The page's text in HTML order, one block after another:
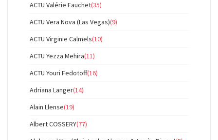
ACTU Valérie Fauchet(35)
ACTU Vera Nova (Las Vegas)(9)
ACTU Virginie Calmels(10)
ACTU Yezza Mehira(11)
ACTU Youri Fedotoff(16)
Adriana Langer(14)
Alain Llense(19)
Albert COSSERY(77)